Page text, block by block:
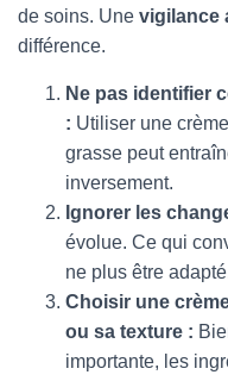
de soins. Une vigilance
différence.
Ne pas identifier
: Utiliser une
grasse peut
inversement.
Ignorer les
évolue. Ce qui
ne plus être
Choisir une
ou sa texture :
importante, les